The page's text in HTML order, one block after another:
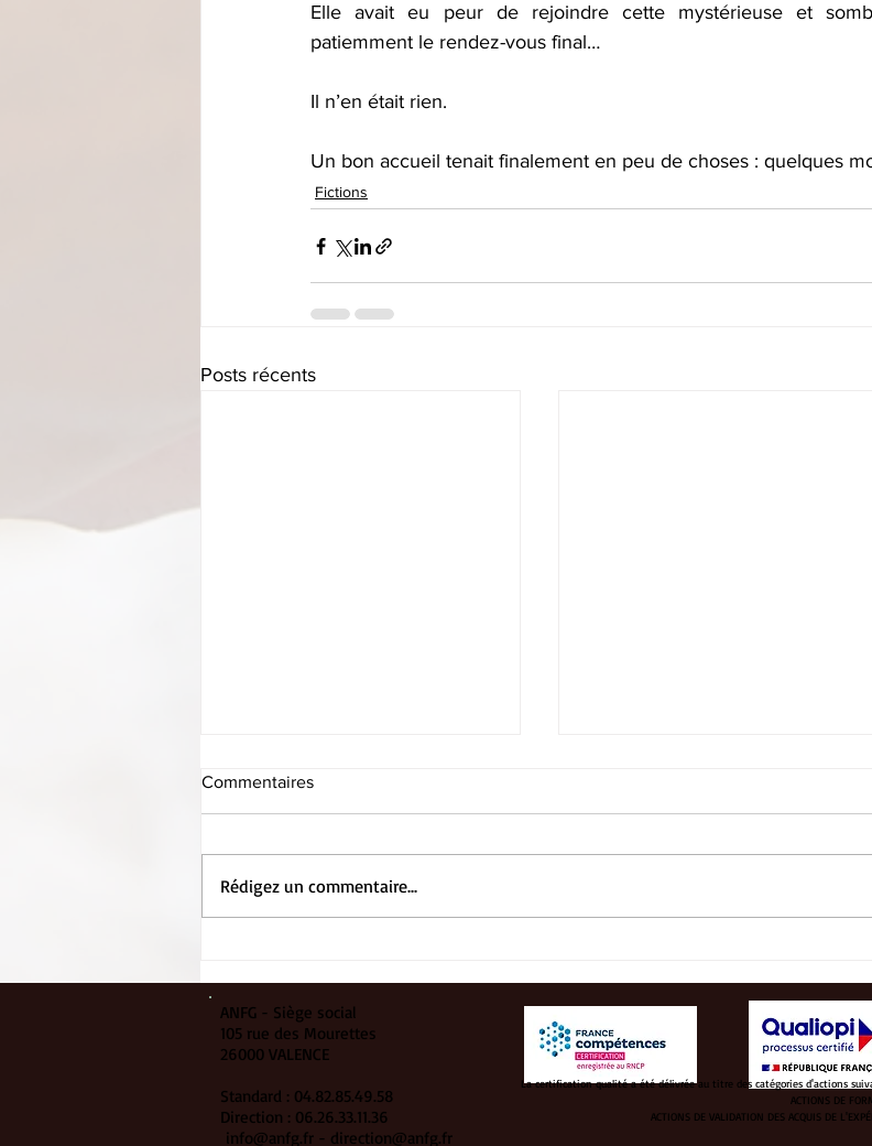
Elle avait eu peur de rejoindre cette mystérieuse et
patiemment le rendez-vous final…
Il n’en était rien.
Un bon accueil tenait finalement en peu de choses : quelques
Fictions
Posts récents
Le compagnon invisible
Commentaires
Rédigez un commentaire...
ANFG - Siège social
105 rue des Mourettes
26000 VALENCE
Standard : 04.82.85.49.58
Direction : 06.26.33.11.36
info@anfg.fr - direction@anfg.fr
La certification qualité a été délivrée au titre des catégories d'actions
ACTIONS DE
ACTIONS DE VALIDATION DES ACQUIS DE